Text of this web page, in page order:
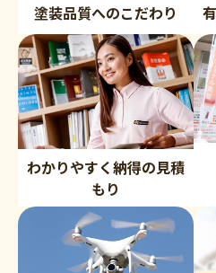
塗装品質へのこだわり
わかりやすく納得の見積
もり